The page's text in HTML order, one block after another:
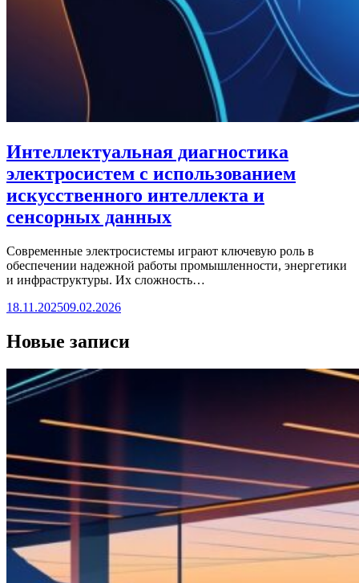
Интеллектуальная диагностика
электросистем с использованием
искусственного интеллекта и
сенсорных данных
Современные электросистемы играют ключевую роль в
обеспечении надежной работы промышленности, энергетики
и инфраструктуры. Их сложность…
18.11.202509.02.2026
Новые записи